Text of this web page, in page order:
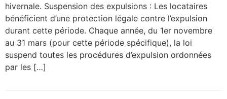
hivernale. Suspension des expulsions : Les locataires
bénéficient d’une protection légale contre l’expulsion
durant cette période. Chaque année, du 1er novembre
au 31 mars (pour cette période spécifique), la loi
suspend toutes les procédures d’expulsion ordonnées
par les […]